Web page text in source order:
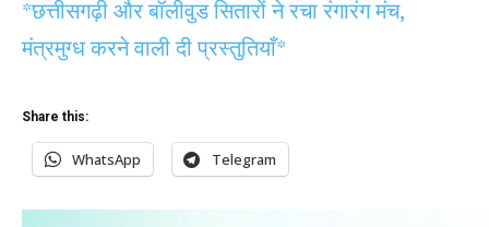
*छत्तीसगढ़ी और बॉलीवुड सितारों ने रचा रंगारंग मंच,
मंत्रमुग्ध करने वाली दी प्रस्तुतियाँ*
Share this:
WhatsApp Telegram